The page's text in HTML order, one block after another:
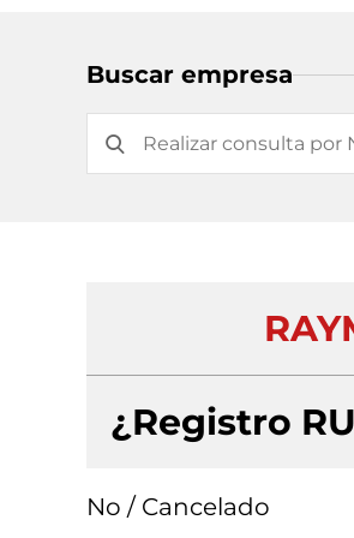
Buscar empresa
¿Registro
No / Cancelado